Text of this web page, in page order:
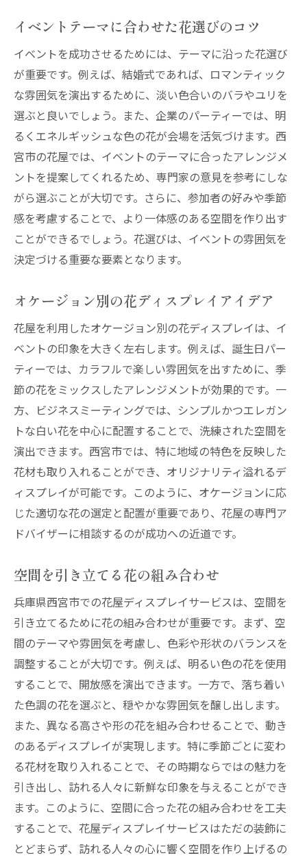
イベントテーマに合わせた花選びのコツ
イベントを成功させるためには、テーマに沿った花選び
が重要です。例えば、結婚式であれば、ロマンティック
な雰囲気を演出するために、淡い色合いのバラやユリを
選ぶと良いでしょう。また、企業のパーティーでは、明
るくエネルギッシュな色の花が会場を活気づけます。西
宮市の花屋では、イベントのテーマに合ったアレンジメ
ントを提案してくれるため、専門家の意見を参考にしな
がら選ぶことが大切です。さらに、参加者の好みや季節
感を考慮することで、より一体感のある空間を作り出す
ことができるでしょう。花選びは、イベントの雰囲気を
決定づける重要な要素となります。
オケージョン別の花ディスプレイアイデア
花屋を利用したオケージョン別の花ディスプレイは、イ
ベントの印象を大きく左右します。例えば、誕生日パー
ティーでは、カラフルで楽しい雰囲気を出すために、季
節の花をミックスしたアレンジメントが効果的です。一
方、ビジネスミーティングでは、シンプルかつエレガン
トな白い花を中心に配置することで、洗練された空間を
演出できます。西宮市では、特に地域の特色を反映した
花材も取り入れることができ、オリジナリティ溢れるデ
ィスプレイが可能です。このように、オケージョンに応
じた適切な花の選定と配置が重要であり、花屋の専門ア
ドバイザーに相談するのが成功への近道です。
空間を引き立てる花の組み合わせ
兵庫県西宮市での花屋ディスプレイサービスは、空間を
引き立てるために花の組み合わせが重要です。まず、空
間のテーマや雰囲気を考慮し、色彩や形状のバランスを
調整することが大切です。例えば、明るい色の花を使用
することで、開放感を演出できます。一方で、落ち着い
た色調の花を選ぶと、穏やかな雰囲気を醸し出します。
また、異なる高さや形の花を組み合わせることで、動き
のあるディスプレイが実現します。特に季節ごとに変わ
る花材を取り入れることで、その時期ならではの魅力を
引き出し、訪れる人々に新鮮な印象を与えることができ
ます。このように、空間に合った花の組み合わせを工夫
することで、花屋ディスプレイサービスはただの装飾に
とどまらず、訪れる人々の心に響く空間を作り上げるの